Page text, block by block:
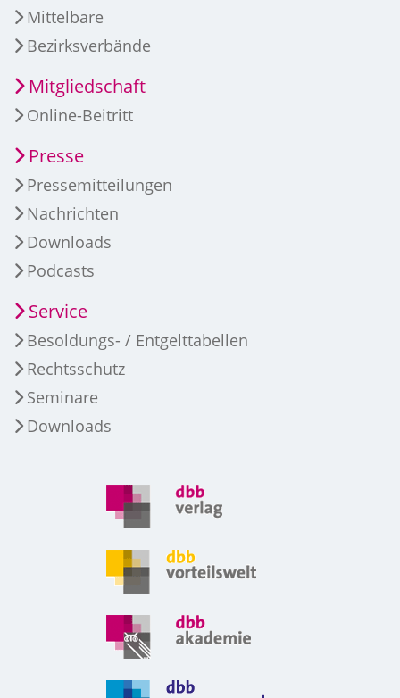
Mittelbare
Bezirksverbände
Mitgliedschaft
Online-Beitritt
Presse
Pressemitteilungen
Nachrichten
Downloads
Podcasts
Service
Besoldungs- / Entgelttabellen
Rechtsschutz
Seminare
Downloads